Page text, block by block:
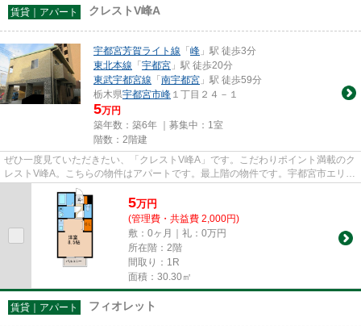
賃貸｜アパート クレストV峰A
宇都宮芳賀ライト線 「峰 」駅 徒歩3分
東北本線 「宇都宮 」駅 徒歩20分
東武宇都宮線 「南宇都宮 」駅 徒歩59分
栃木県宇都宮市峰 １丁目２４－１
5万円
築年数：築6年 ｜募集中： 1室
階数：2階建
ぜひ一度見ていただきたい、「クレストV峰A」です。こだわりポイント満載のク
レストV峰A。こちらの物件はアパートです。最上階の物件です。宇都宮市エリア
にある賃貸情報のことなら、...
5万円
(管理費・共益費 2,000円)
敷：0ヶ月｜礼：0万円
所在階：2階
間取り：1R
面積：30.30㎡
賃貸｜アパート フィオレット